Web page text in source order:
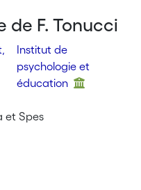
de F. Tonucci
Institut de
psychologie et
éducation
et Spes